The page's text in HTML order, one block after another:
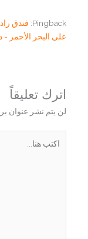
Pingback: فندق
على البحر الأحمر -
اترك تعليقاً
لن يتم نشر عنوان